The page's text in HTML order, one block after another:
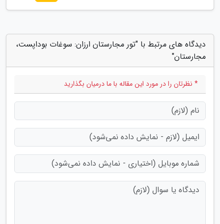
دیدگاه های مرتبط با "تور مجارستان ارزان: سوغات بوداپست،
مجارستان"
* نظرتان را در مورد این مقاله با ما درمیان بگذارید